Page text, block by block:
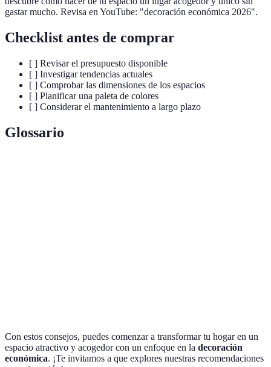
gastar mucho. Revisa en YouTube: "decoración económica 2026".
Checklist antes de comprar
[ ] Revisar el presupuesto disponible
[ ] Investigar tendencias actuales
[ ] Comprobar las dimensiones de los espacios
[ ] Planificar una paleta de colores
[ ] Considerar el mantenimiento a largo plazo
Glossario
Con estos consejos, puedes comenzar a transformar tu hogar en un
espacio atractivo y acogedor con un enfoque en la decoración
económica. ¡Te invitamos a que explores nuestras recomendaciones